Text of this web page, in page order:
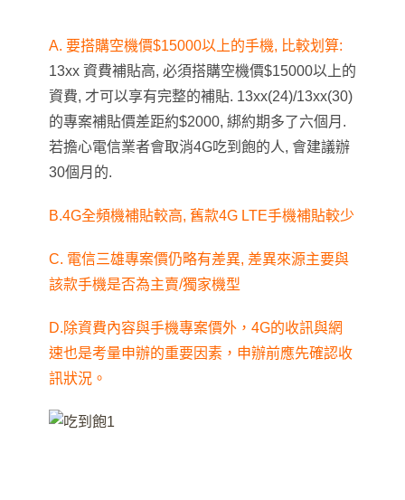
A. 要搭購空機價$15000以上的手機, 比較划算:
13xx 資費補貼高, 必須搭購空機價$15000以上的
資費, 才可以享有完整的補貼. 13xx(24)/13xx(30)
的專案補貼價差距約$2000, 綁約期多了六個月.
若擔心電信業者會取消4G吃到飽的人, 會建議辦
30個月的.
B.4G全頻機補貼較高, 舊款4G LTE手機補貼較少
C. 電信三雄專案價仍略有差異, 差異來源主要與
該款手機是否為主賣/獨家機型
D.除資費內容與手機專案價外，4G的收訊與網
速也是考量申辦的重要因素，申辦前應先確認收
訊狀況。